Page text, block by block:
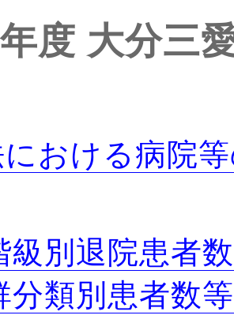
度 大分三
における病院
級別退院患者数
分類別患者数